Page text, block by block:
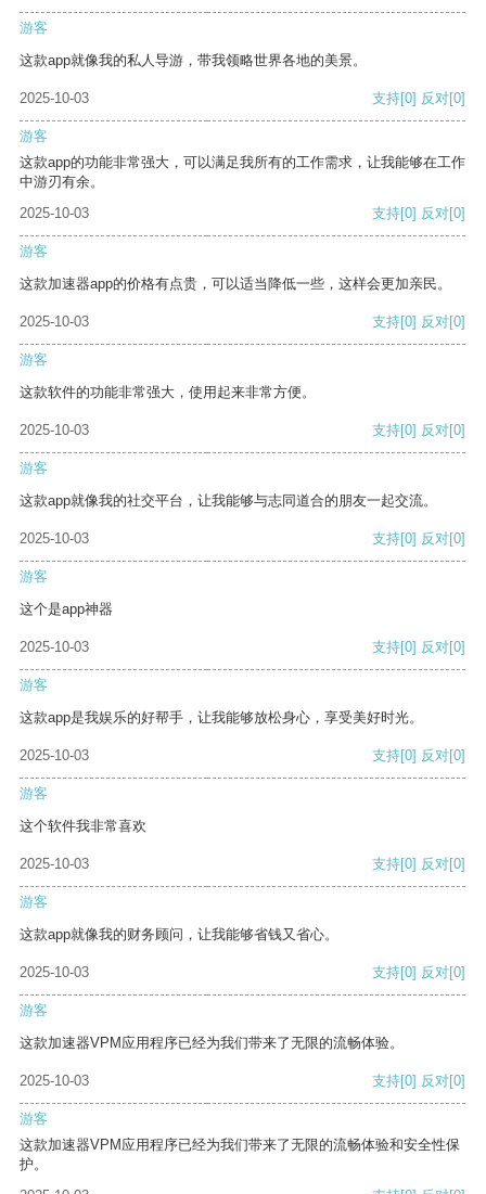
游客
这款app就像我的私人导游，带我领略世界各地的美景。
2025-10-03 支持[0] 反对[0]
游客
这款app的功能非常强大，可以满足我所有的工作需求，让我能够在工作
中游刃有余。
2025-10-03
支持[0] 反对[0]
游客
这款加速器app的价格有点贵，可以适当降低一些，这样会更加亲民。
2025-10-03 支持[0] 反对[0]
游客
这款软件的功能非常强大，使用起来非常方便。
2025-10-03 支持[0] 反对[0]
游客
这款app就像我的社交平台，让我能够与志同道合的朋友一起交流。
2025-10-03 支持[0] 反对[0]
游客
这个是app神器
2025-10-03 支持[0] 反对[0]
游客
这款app是我娱乐的好帮手，让我能够放松身心，享受美好时光。
2025-10-03 支持[0] 反对[0]
游客
这个软件我非常喜欢
2025-10-03 支持[0] 反对[0]
游客
这款app就像我的财务顾问，让我能够省钱又省心。
2025-10-03 支持[0] 反对[0]
游客
这款加速器VPM应用程序已经为我们带来了无限的流畅体验。
2025-10-03 支持[0] 反对[0]
游客
这款加速器VPM应用程序已经为我们带来了无限的流畅体验和安全性保
护。